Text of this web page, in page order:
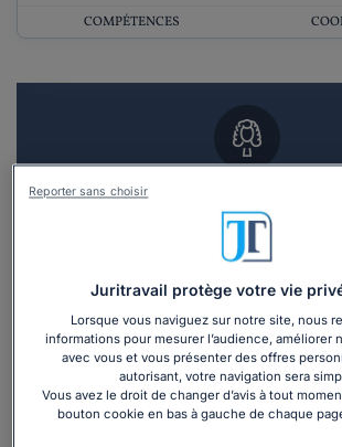
COMPÉTENCES
Vous souhaitez un RDV en
avocat ?
3 devis en 48h
Juritravail protège votre vie
Lorsque vous naviguez sur notre site, nous
informations pour mesurer l’audience, améliorer
avec vous et vous présenter des offres
autorisant, votre navigation sera
Vous avez le droit de changer d’avis à tout
bouton cookie en bas à gauche de chaque
Reporter sans choisir